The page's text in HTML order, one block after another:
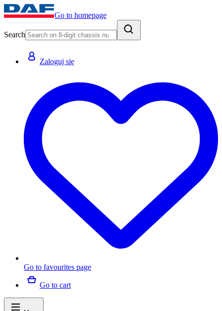
Go to homepage
Search
Zaloguj się
Go to favourites page
Go to cart